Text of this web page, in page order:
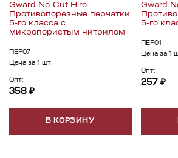
Gward No-Cut Hiro
Противопорезные перчатки
5-го класса с
микропористым нитрилом
ПЕР07
Цена за 1 шт
Опт:
358 ₽
В КОРЗИНУ
Gward
5-го
ПЕР01
Цена за 1
Опт:
257 ₽